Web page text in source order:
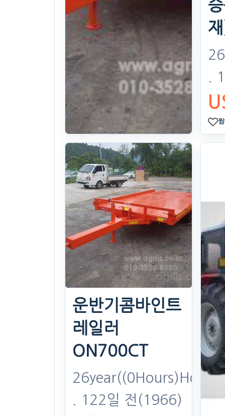
콤바인용 트레
일러 지게차 쌍
타이어
26year((0Hours)Hours)
. 103일 전(815)
U$ 3,061
.
찜
운반기콤바인트
레일러
ON700CT
26year((0Hours)Hours)
. 122일 전 (1966)